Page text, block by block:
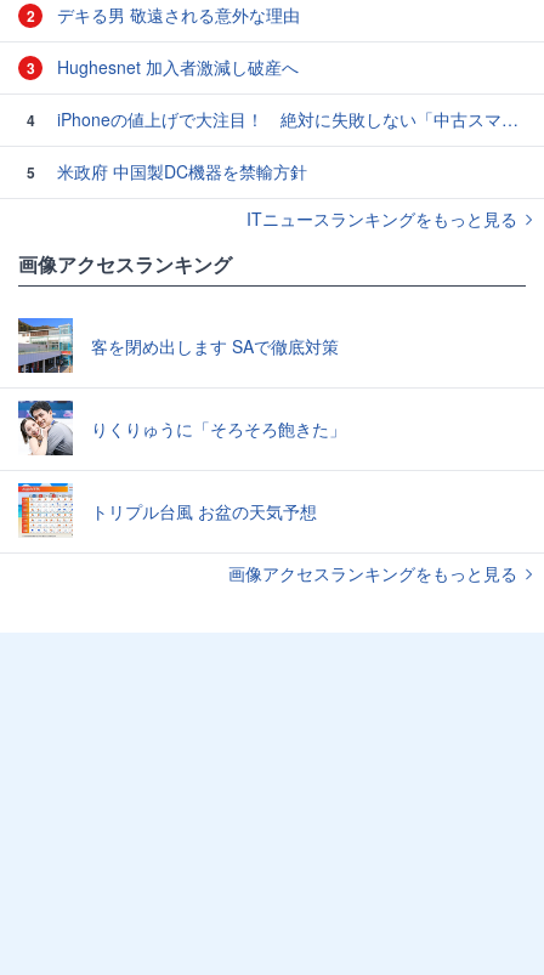
2 デキる男 敬遠される意外な理由
3 Hughesnet 加入者激減し破産へ
4 iPhoneの値上げで大注目！ 絶対に失敗しない「中古スマホ」の売り方＆買い方
5
米政府 中国製DC機器を禁輸方針
ITニュースランキングをもっと見る
画像アクセスランキング
客を閉め出します SAで徹底対策
りくりゅうに「そろそろ飽きた」
トリプル台風 お盆の天気予想
画像アクセスランキングをもっと見る